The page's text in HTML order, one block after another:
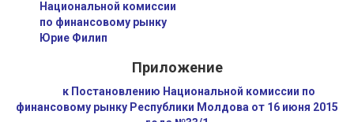
Национальной комиссии
по финансовому рынку
Юрие Филип
Приложение
к Постановлению Национальной комиссии по
финансовому рынку Республики Молдова от 16 июня 2015